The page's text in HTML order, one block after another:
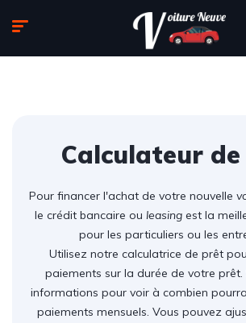
Calculateur
Pour financer l'achat de votre nouvelle
le crédit bancaire ou leasingest la
pour les particuliers ou les
Utilisez notre calculatrice de prêt
paiements sur la durée de votre prêt.
informations pour voir à combien
paiements mensuels. Vous pouvez